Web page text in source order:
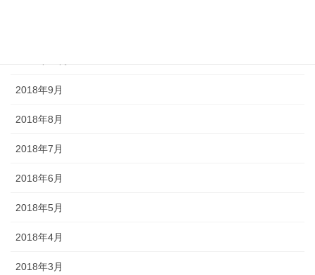
2018年9月
2018年8月
2018年7月
2018年6月
2018年5月
2018年4月
2018年3月